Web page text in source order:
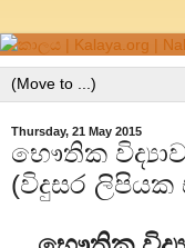
Thursday, 21 May 2015
භෞතික
(විදුසර